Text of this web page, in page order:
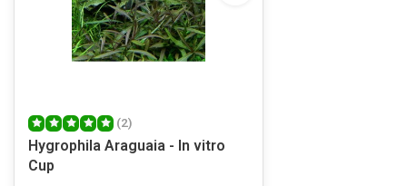
(2)
Hygrophila Araguaia - In vitro
Cup